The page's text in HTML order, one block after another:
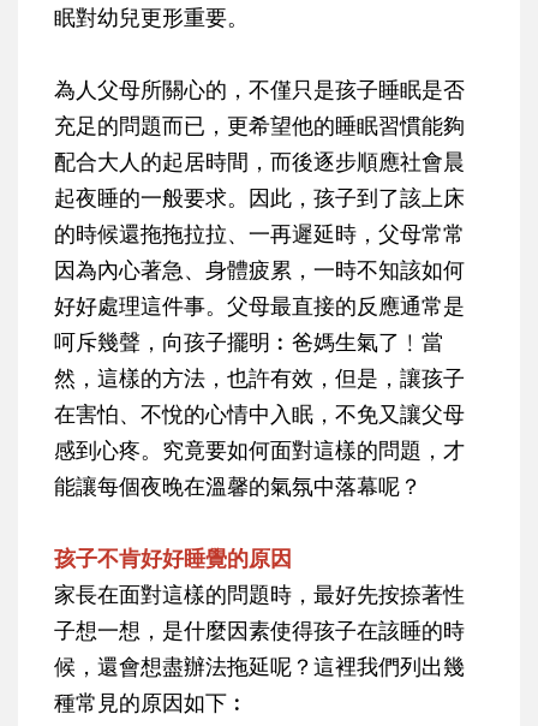
眠對幼兒更形重要。
為人父母所關心的，不僅只是孩子睡眠是否
充足的問題而已，更希望他的睡眠習慣能夠
配合大人的起居時間，而後逐步順應社會晨
起夜睡的一般要求。因此，孩子到了該上床
的時候還拖拖拉拉、一再遲延時，父母常常
因為內心著急、身體疲累，一時不知該如何
好好處理這件事。父母最直接的反應通常是
呵斥幾聲，向孩子擺明︰爸媽生氣了﹗當
然，這樣的方法，也許有效，但是，讓孩子
在害怕、不悅的心情中入眠，不免又讓父母
感到心疼。究竟要如何面對這樣的問題，才
能讓每個夜晚在溫馨的氣氛中落幕呢？
孩子不肯好好睡覺的原因
家長在面對這樣的問題時，最好先按捺著性
子想一想，是什麼因素使得孩子在該睡的時
候，還會想盡辦法拖延呢？這裡我們列出幾
種常見的原因如下︰